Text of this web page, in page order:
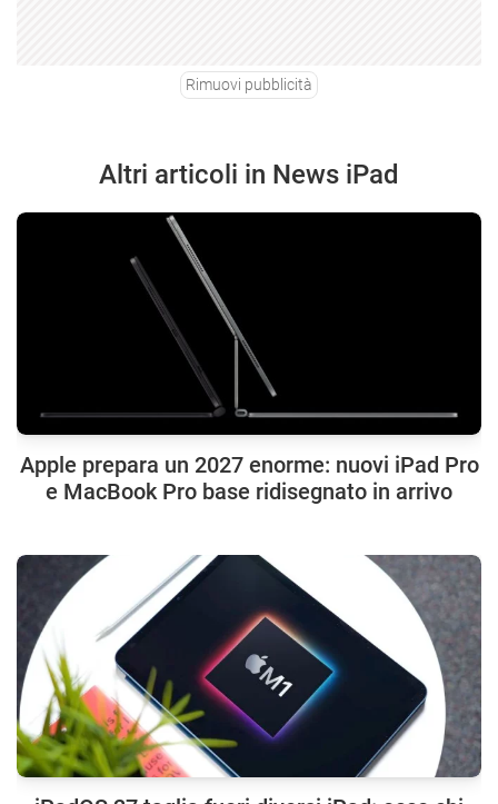
Rimuovi pubblicità
Altri articoli in News iPad
Apple prepara un 2027 enorme: nuovi iPad Pro
e MacBook Pro base ridisegnato in arrivo